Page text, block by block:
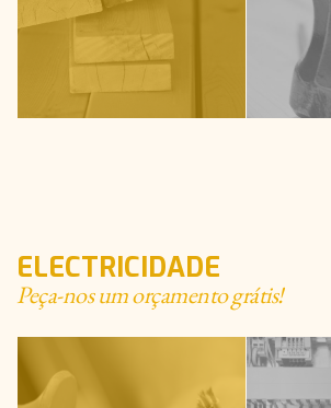
ELECTRICIDADE
Peça-nos um orçamento grátis!